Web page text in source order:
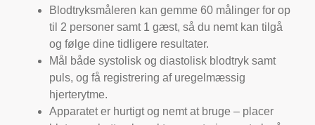
Blodtryksmåleren kan gemme 60 målinger for op
til 2 personer samt 1 gæst, så du nemt kan tilgå
og følge dine tidligere resultater.
Mål både systolisk og diastolisk blodtryk samt
puls, og få registrering af uregelmæssig
hjerterytme.
Apparatet er hurtigt og nemt at bruge – placer